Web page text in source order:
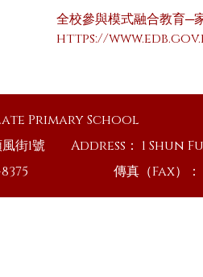
全校參與模式融合教育─
https://
Primary School
街1號 Address： 1 Shun
傳真（Fax）：